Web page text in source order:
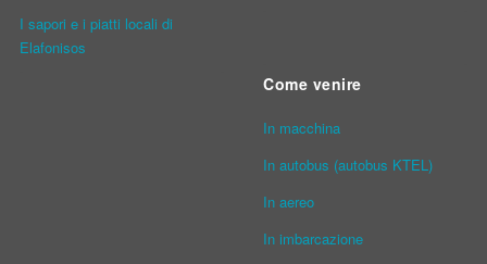
I sapori e i piatti locali di
Elafonisos
Come venire
In macchina
In autobus (autobus KTEL)
In aereo
In imbarcazione